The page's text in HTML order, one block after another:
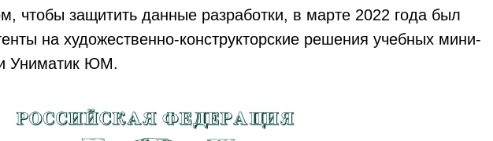
чтобы защитить данные разработки, в марте 2022 года был
на художественно-конструкторские решения учебных мини-
Униматик ЮМ.